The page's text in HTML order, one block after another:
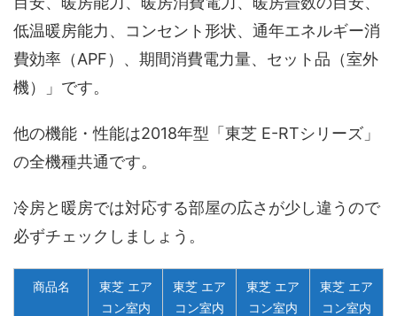
低温暖房能力、コンセント形状、通年エネルギー消
費効率（APF）、期間消費電力量、セット品（室外
機）」です。
他の機能・性能は2018年型「東芝 E-RTシリーズ」
の全機種共通です。
冷房と暖房では対応する部屋の広さが少し違うので
必ずチェックしましょう。
商品名
東芝 エア
コン室内
東芝 エア
コン室内
東芝 エア
コン室内
東芝 エア
コン室内